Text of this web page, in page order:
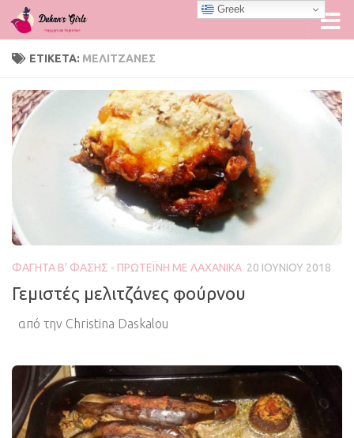
Skip to content
ΕΤΙΚΈΤΑ: ΜΕΛΙΤΖΆΝΕΣ
ΦΑΓΗΤΆ Β' ΦΆΣΗΣ - ΠΡΩΤΕΪ́ΝΗ ΜΕ ΛΑΧΑΝΙΚΆ 20 ΙΟΥΝΊΟΥ 2018
Γεμιστές μελιτζάνες φούρνου
από την Christina Daskalou
Greek